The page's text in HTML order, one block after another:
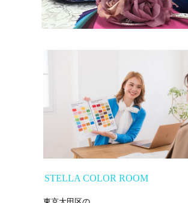
STELLA COLOR ROOM